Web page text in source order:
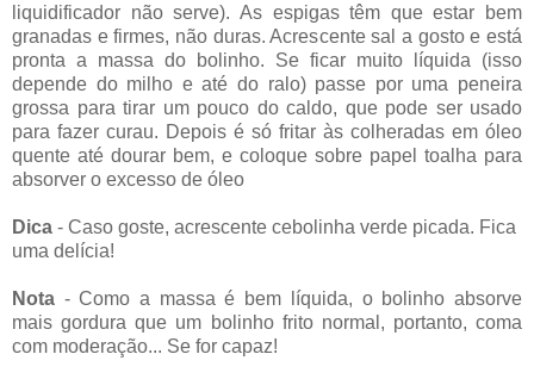
liquidificador não serve). As espigas têm que estar bem
granadas e firmes, não duras. Acrescente sal a gosto e está
pronta a massa do bolinho. Se ficar muito líquida (isso
depende do milho e até do ralo) passe por uma peneira
grossa para tirar um pouco do caldo, que pode ser usado
para fazer curau. Depois é só fritar às colheradas em óleo
quente até dourar bem, e coloque sobre papel toalha para
absorver o excesso de óleo
Dica - Caso goste, acrescente cebolinha verde picada. Fica
uma delícia!
Nota - Como a massa é bem líquida, o bolinho absorve
mais gordura que um bolinho frito normal, portanto, coma
com moderação... Se for capaz!